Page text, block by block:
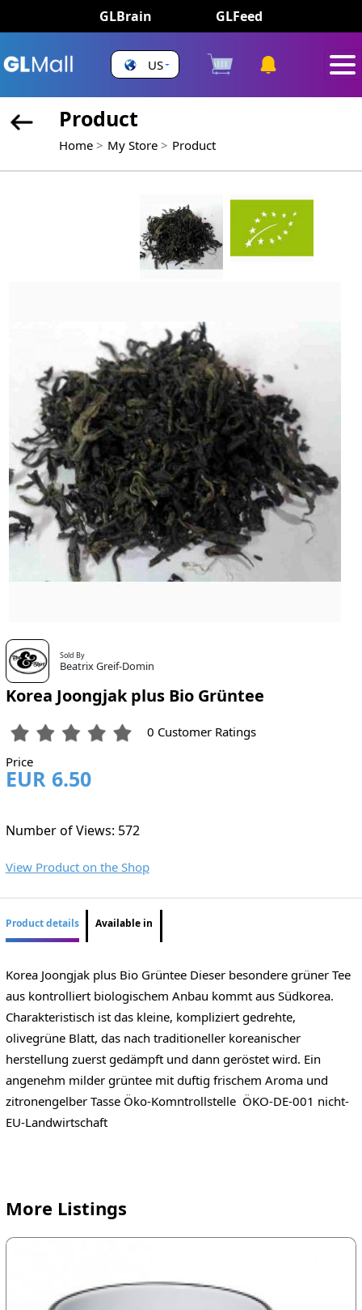
GLBrain GLFeed
US
Product
Home My Store Product
Sold By
Beatrix Greif-Domin
Korea Joongjak plus Bio Grüntee
0 Customer Ratings
Price
EUR 6.50
Number of Views: 572
View Product on the Shop
Product details Available in
Korea Joongjak plus Bio Grüntee Dieser besondere grüner Tee
aus kontrolliert biologischem Anbau kommt aus Südkorea.
Charakteristisch ist das kleine, kompliziert gedrehte,
olivegrüne Blatt, das nach traditioneller koreanischer
herstellung zuerst gedämpft und dann geröstet wird. Ein
angenehm milder grüntee mit duftig frischem Aroma und
zitronengelber Tasse Öko-Komntrollstelle ÖKO-DE-001 nicht-
EU-Landwirtschaft
More Listings